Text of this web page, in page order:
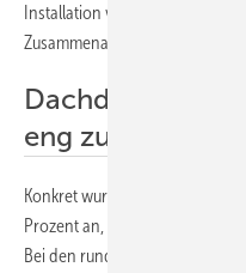
Installation von solaren
Zusammenarbeit sogar fest
Dachdecker und
eng zusammen
Konkret wurden 500
Prozent an, mit einem Betrieb
Bei den rund 1.600 befragten